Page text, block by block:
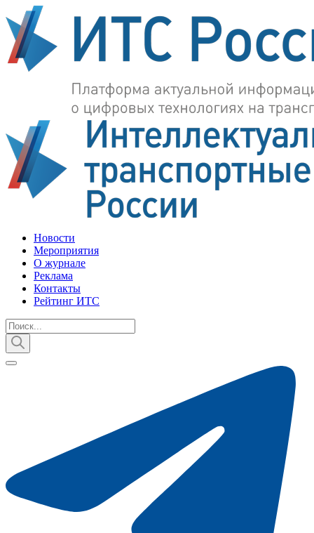
Новости
Мероприятия
О журнале
Реклама
Контакты
Рейтинг ИТС